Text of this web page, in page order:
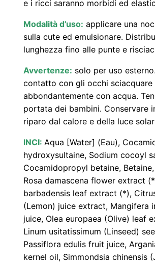
e i ricci saranno morbidi ed
Modalità d’uso: applicare una
sulla cute ed emulsionare.
lunghezza fino alle punte e
Avvertenze: solo per uso
contatto con gli occhi sciacquare
abbondantemente con acqua.
portata dei bambini. Conservare
riparo dal calore e della luce
INCI: Aqua [Water] (Eau),
hydroxysultaine, Sodium cocoyl
Cocamidopropyl betaine,
Rosa damascena flower extract
barbadensis leaf extract (*),
(Lemon) juice extract, Mangifera
juice, Olea europaea (Olive) leaf
Linum usitatissimum (Linseed)
Passiflora edulis fruit juice,
kernel oil, Simmondsia chinensis